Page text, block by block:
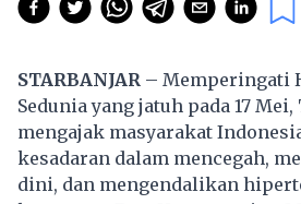
STARBANJAR – Memperingati
Sedunia yang jatuh pada 17
mengajak masyarakat
kesadaran dalam mencegah,
dini, dan mengendalikan